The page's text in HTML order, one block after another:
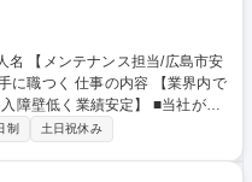
容 【業界内で
障壁低く業績安定】 ■当社が販
ー等)を扱う顧客先へ訪問し保
制 土日祝休み